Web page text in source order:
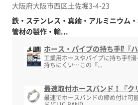
大阪府大阪市西区土佐堀3-4-23
鉄・ステンレス・真鍮・アルミニウム
管材の製作・輸...
ホース・パイプの持ち手⁉『
工業用ホースやパイプに持ち手⁉滑
持ちにくい…この『...
最速取付ホースバンド！『ク
最速でホースバンドの締め付け可